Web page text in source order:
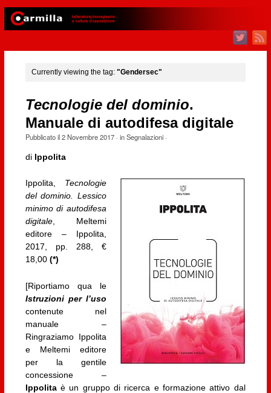
Currently viewing the tag: "Gendersec"
Tecnologie del dominio.
Manuale di autodifesa digitale
Pubblicato il2 Novembre 2017· inSegnalazioni·
diIppolita
Ippolita, Tecnologie
del dominio. Lessico
minimo di autodifesa
digitale, Meltemi
editore – Ippolita,
2017, pp. 288, €
18,00 (*)
[Riportiamo qua le
Istruzioni per l’uso
contenute nel
manuale –
Ringraziamo Ippolita
e Meltemi editore
per la gentile
concessione –
Ippolitaè un gruppo di ricerca e formazione attivo dal